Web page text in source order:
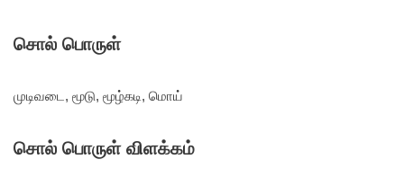
சொல் பொருள்
முடிவடை, மூடு, மூழ்கடி, மொய்
சொல் பொருள் விளக்கம்